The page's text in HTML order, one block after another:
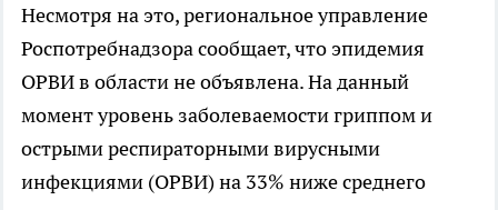
Несмотря на это, региональное управление
Роспотребнадзора сообщает, что эпидемия
ОРВИ в области не объявлена. На данный
момент уровень заболеваемости гриппом и
острыми респираторными вирусными
инфекциями (ОРВИ) на 33% ниже среднего